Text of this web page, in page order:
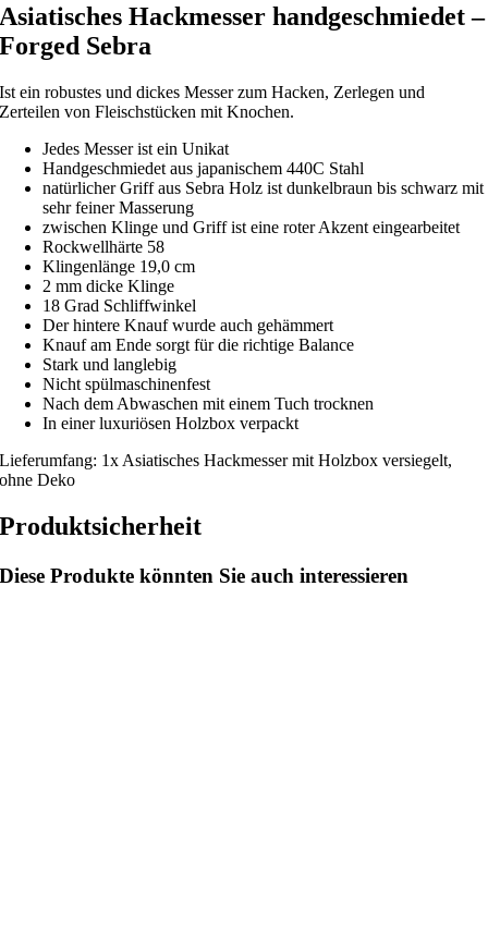
Asiatisches Hackmesser handgeschmiedet –
Forged Sebra
Ist ein robustes und dickes Messer zum Hacken, Zerlegen und
Zerteilen von Fleischstücken mit Knochen.
Jedes Messer ist ein Unikat
Handgeschmiedet aus japanischem 440C Stahl
natürlicher Griff aus Sebra Holz ist dunkelbraun bis schwarz mit
sehr feiner Masserung
zwischen Klinge und Griff ist eine roter Akzent eingearbeitet
Rockwellhärte 58
Klingenlänge 19,0 cm
2 mm dicke Klinge
18 Grad Schliffwinkel
Der hintere Knauf wurde auch gehämmert
Knauf am Ende sorgt für die richtige Balance
Stark und langlebig
Nicht spülmaschinenfest
Nach dem Abwaschen mit einem Tuch trocknen
In einer luxuriösen Holzbox verpackt
Lieferumfang: 1x Asiatisches Hackmesser mit Holzbox versiegelt,
ohne Deko
Produktsicherheit
Diese Produkte könnten Sie auch interessieren